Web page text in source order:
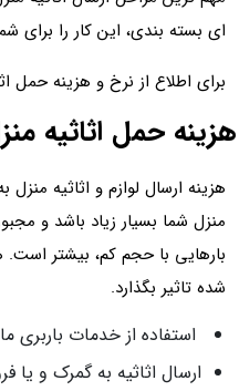
ای بسته بندی، این کار را برای
برای اطلاع از نرخ و هزینه حمل
هزینه حمل اثاثیه
هزینه ارسال لوازم و اثاثیه
منزل شما بسیار زیاد باشد و
بارهایی با حجم کم، بیشتر
شده تاثیر بگذارد.
استفاده از خدمات باربری
ارسال اثاثیه به گمرک و یا